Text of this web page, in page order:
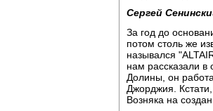
Сергей
За год до
потом столь же
назывался
нам рассказали
Долины, он
Джорджия.
Возняка на